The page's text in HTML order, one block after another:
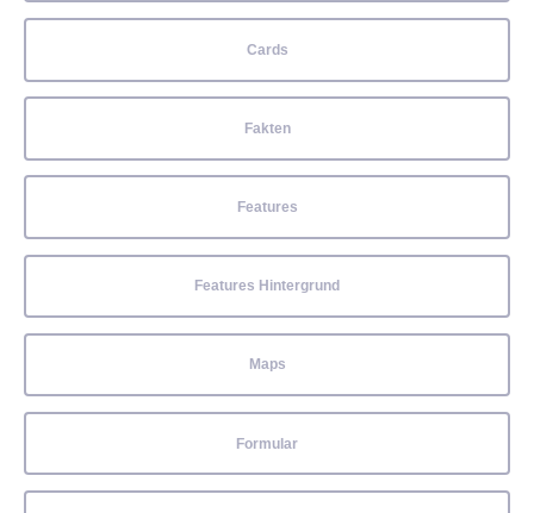
Cards
Fakten
Features
Features Hintergrund
Maps
Formular